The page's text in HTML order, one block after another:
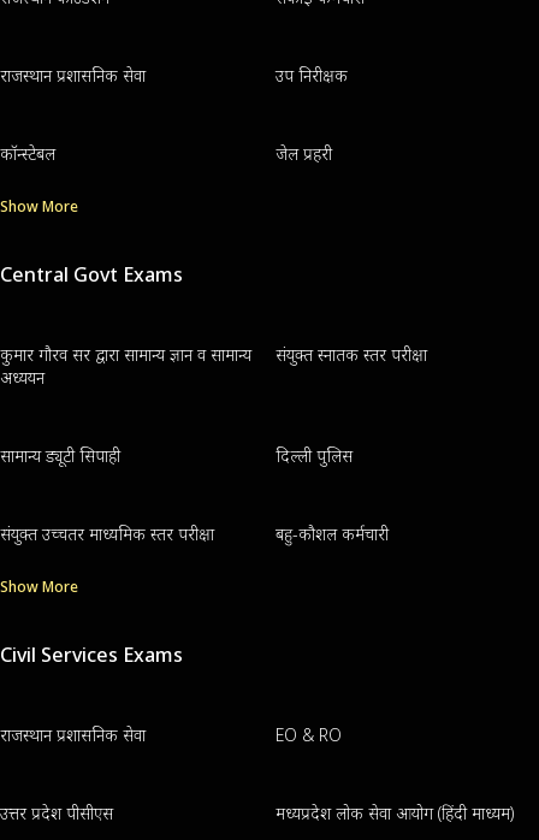
राजस्थान प्रशासनिक सेवा उप निरीक्षक
कॉन्स्टेबल जेल प्रहरी
Show More
Central Govt Exams
कुमार गौरव सर द्वारा सामान्य ज्ञान व सामान्य
अध्ययन
संयुक्त स्नातक स्तर परीक्षा
सामान्य ड्यूटी सिपाही दिल्ली पुलिस
संयुक्त उच्चतर माध्यमिक स्तर परीक्षा बहु-कौशल कर्मचारी
Show More
Civil Services Exams
राजस्थान प्रशासनिक सेवा EO & RO
उत्तर प्रदेश पीसीएस मध्यप्रदेश लोक सेवा आयोग (हिंदी माध्यम)